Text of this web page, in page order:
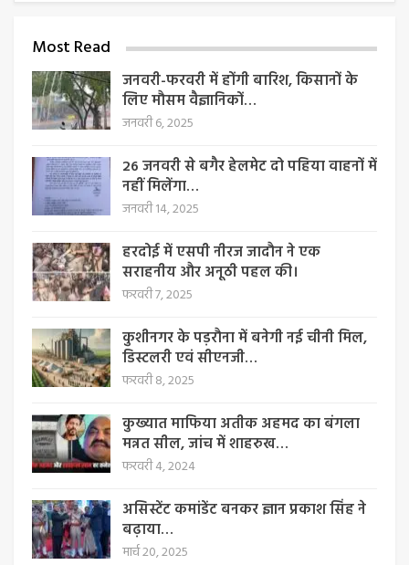
Most Read
जनवरी-फरवरी में होंगी बारिश, किसानों के
लिए मौसम वैज्ञानिकों…
जनवरी 6, 2025
26 जनवरी से बगैर हेलमेट दो पहिया वाहनों में
नहीं मिलेंगा…
जनवरी 14, 2025
हरदोई में एसपी नीरज जादौन ने एक
सराहनीय और अनूठी पहल की।
फरवरी 7, 2025
कुशीनगर के पड़रौना में बनेगी नई चीनी मिल,
डिस्टलरी एवं सीएनजी…
फरवरी 8, 2025
कुख्यात माफिया अतीक अहमद का बंगला
मन्नत सील, जांच में शाहरुख…
फरवरी 4, 2024
असिस्टेंट कमांडेंट बनकर ज्ञान प्रकाश सिंह ने
बढ़ाया…
मार्च 20, 2025